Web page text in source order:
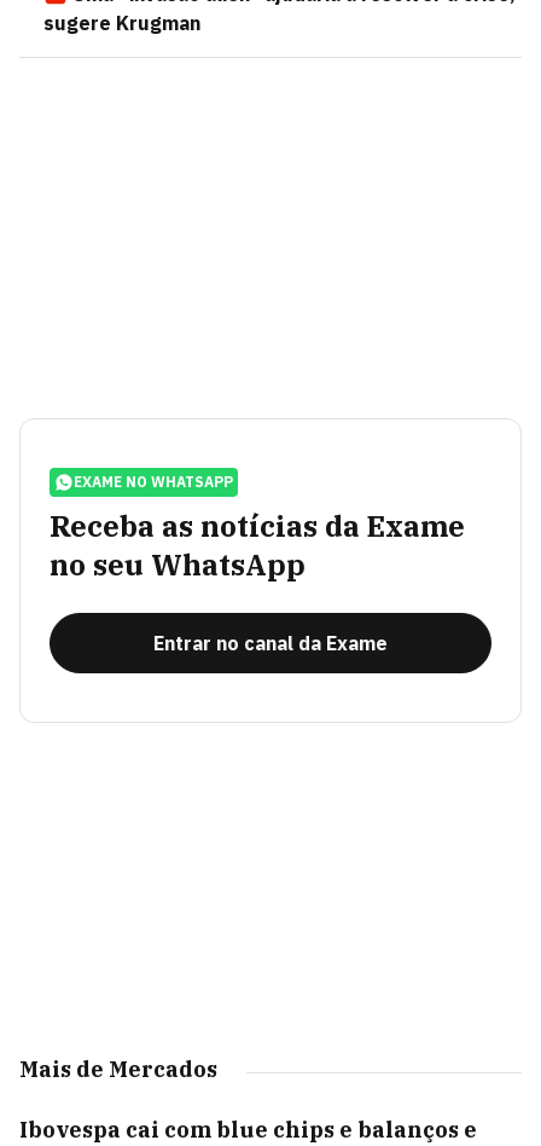
sugere Krugman
EXAME NO WHATSAPP
Receba as notícias da Exame
no seu WhatsApp
Entrar no canal da Exame
Mais de Mercados
Ibovespa cai com blue chips e balanços e